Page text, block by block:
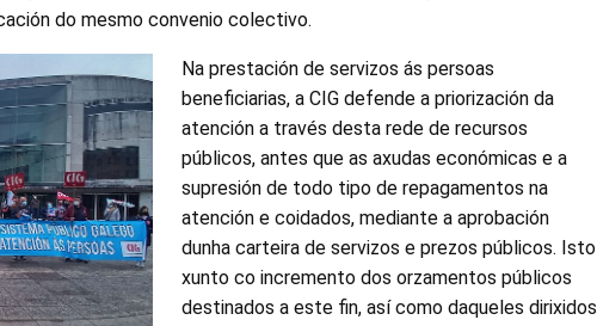
do mesmo convenio colectivo.
Na prestación de servizos ás persoas
beneficiarias, a CIG defende a priorización da
atención a través desta rede de recursos
públicos, antes que as axudas económicas e a
supresión de todo tipo de repagamentos na
atención e coidados, mediante a aprobación
dunha carteira de servizos e prezos públicos. Isto
xunto co incremento dos orzamentos públicos
destinados a este fin, así como daqueles dirixidos